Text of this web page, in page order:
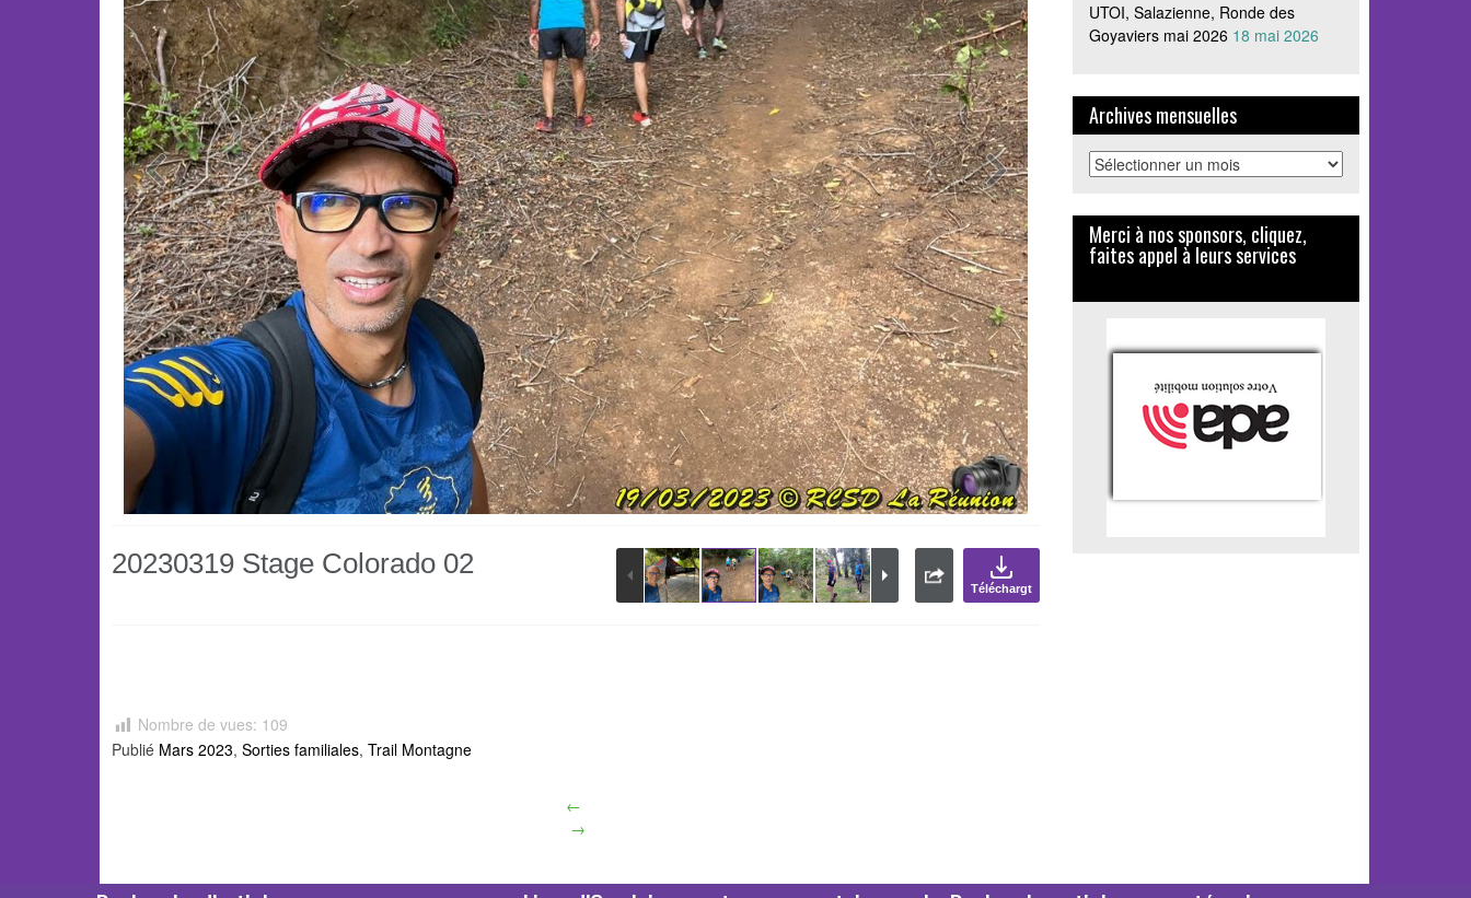
20230319 Stage Colorado 02
Téléchargt
S Slideshow M
Nombre de vues: 109
Publié Mars 2023, Sorties familiales, Trail Montagne
navigation
←
→
UTOI, Salazienne, Ronde des
Goyaviers mai 2026 18 mai 2026
Archives mensuelles
Archives
Merci à nos sponsors, cliquez,
faites appel à leurs services